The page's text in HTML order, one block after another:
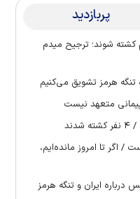
پربازدید
کشته شوند؛ ترجیح میدم
تنگه هرمز تشویق می‌کنیم
متعهد نیست
/ اگر تا امروز مانده‌ایم،
درباره ایران و تنگه هرمز